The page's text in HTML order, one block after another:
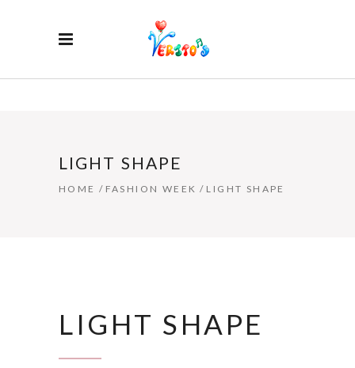
LIGHT SHAPE
HOME / FASHION WEEK / LIGHT SHAPE
LIGHT SHAPE